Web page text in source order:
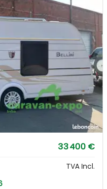
33 400 €
TVA Incl.